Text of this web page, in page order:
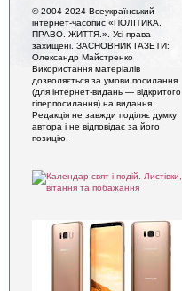
© 2004-2024 Всеукраїнський
інтернет-часопис «ПОЛІТИКА.
ПРАВО. ЖИТТЯ.». Усi права
захищенi. ЗАСНОВНИК ГАЗЕТИ:
Олександр Майстренко
Використання матеріалів
дозволяється за умови посилання
(для інтернет-видань — відкритого
гіперпосилання) на видання.
Редакція не завжди поділяє думку
автора і не відповідає за його
позицію.